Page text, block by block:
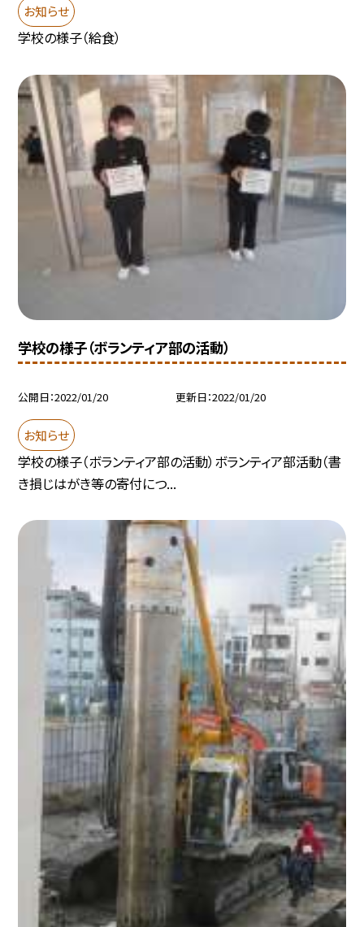
お知らせ
学校の様子（給食）
学校の様子（ボランティア部の活動）
公開日 2022/01/20 更新日 2022/01/20
お知らせ
学校の様子（ボランティア部の活動）ボランティア部活動（書
き損じはがき等の寄付につ...